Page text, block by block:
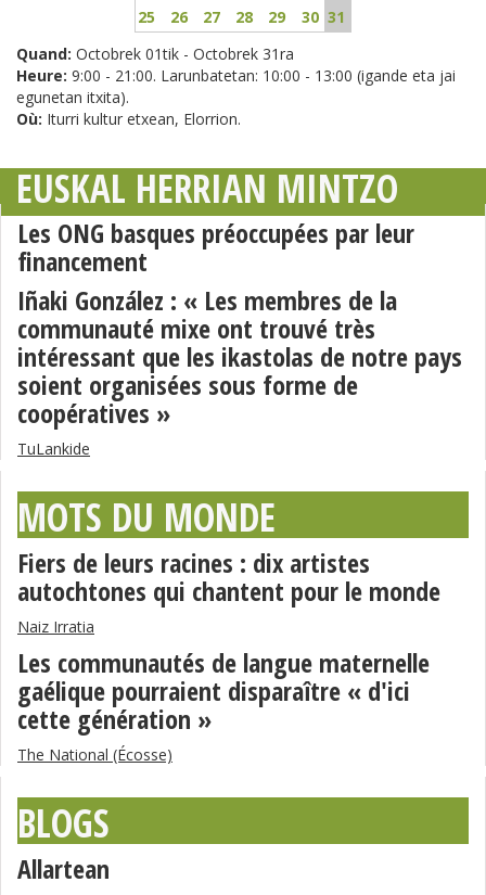
25
26 27 28 29 30 31
Quand: Octobrek 01tik - Octobrek 31ra
Heure: 9:00 - 21:00. Larunbatetan: 10:00 - 13:00 (igande eta jai
egunetan itxita).
Où: Iturri kultur etxean, Elorrion.
EUSKAL HERRIAN MINTZO
Les ONG basques préoccupées par leur
financement
Iñaki González : « Les membres de la
communauté mixe ont trouvé très
intéressant que les ikastolas de notre pays
soient organisées sous forme de
coopératives »
TuLankide
MOTS DU MONDE
Fiers de leurs racines : dix artistes
autochtones qui chantent pour le monde
Naiz Irratia
Les communautés de langue maternelle
gaélique pourraient disparaître « d'ici
cette génération »
The National (Écosse)
BLOGS
Allartean